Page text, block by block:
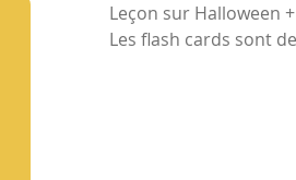
Leçon sur Halloween
Les flash cards sont